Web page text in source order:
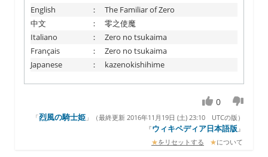
English ：
The Familiar of Zero
中文
：
零之使魔
Italiano
：
Zero no tsukaima
Français
：
Zero no tsukaima
Japanese
： kazenokishihime
0
「烈風の騎士姫 」（最終更新 2016年11月19日 (土) 23:10 UTCの版）
『ウィキペディア日本語版』
★をリセットする ★について